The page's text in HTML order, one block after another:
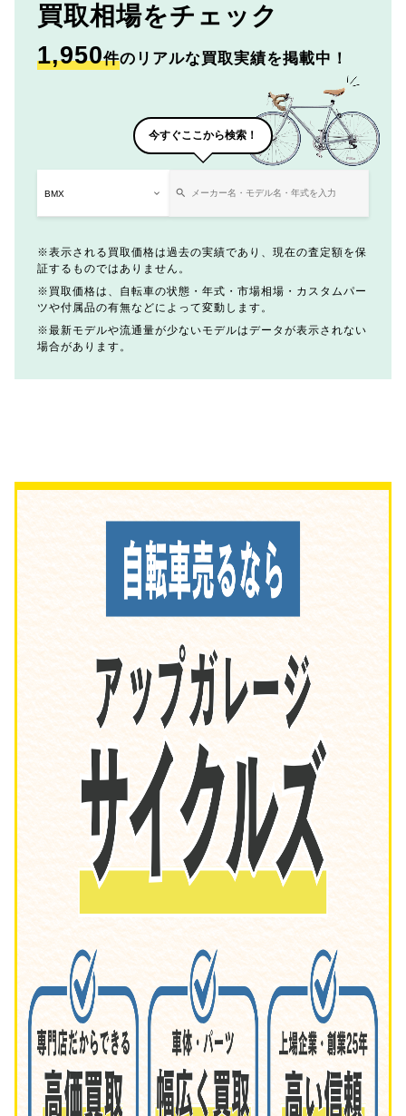
買取相場をチェック
1,950件のリアルな買取実績を掲載中！
今すぐここから検索！
表示される買取価格は過去の実績であり、現在の査定額を保
証するものではありません。
買取価格は、自転車の状態・年式・市場相場・カスタムパー
ツや付属品の有無などによって変動します。
最新モデルや流通量が少ないモデルはデータが表示されない
場合があります。